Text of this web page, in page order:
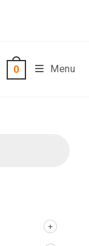
0 Menu